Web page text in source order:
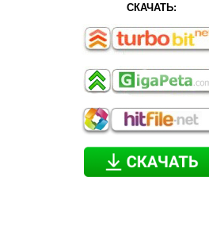
СКАЧАТЬ: